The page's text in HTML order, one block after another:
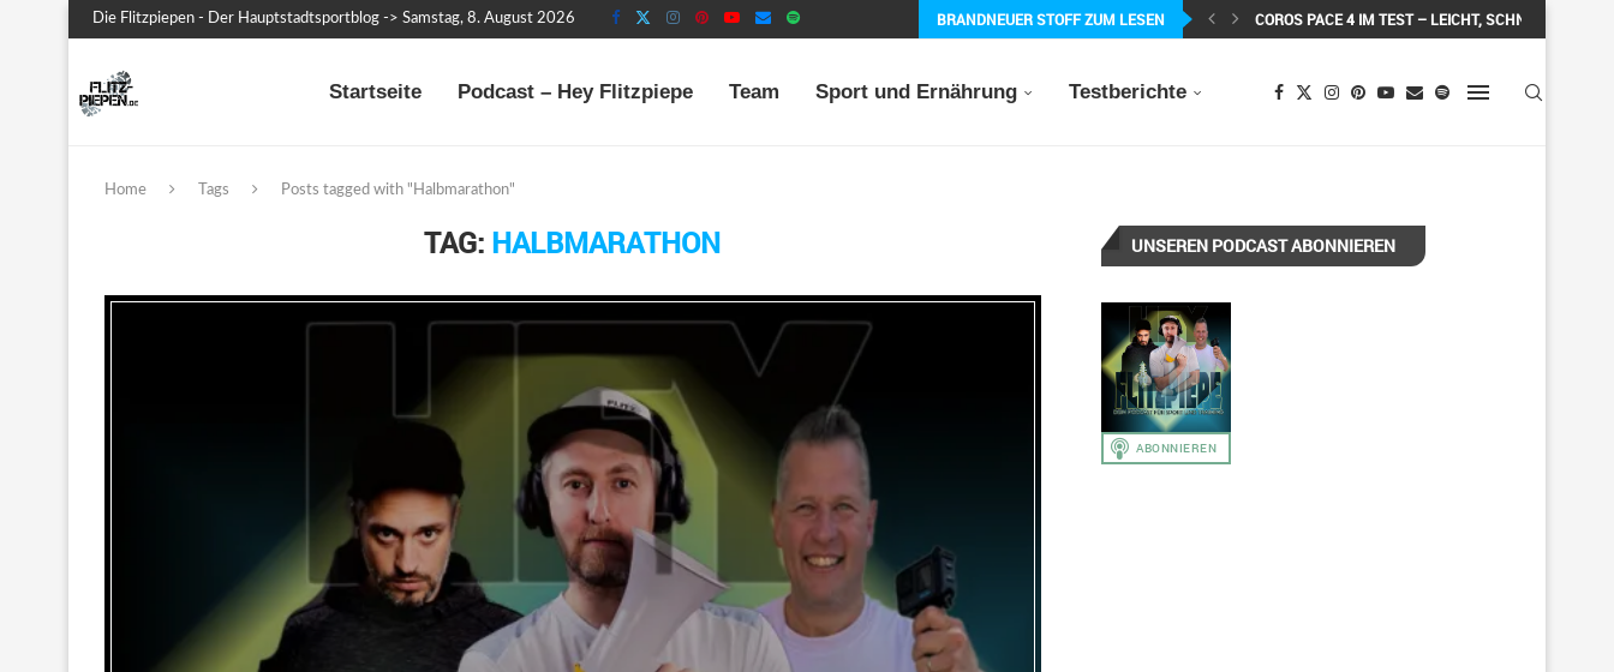
Die Flitzpiepen - Der Hauptstadtsportblog -> Samstag, 8. August 2026 BRANDNEUER STOFF ZUM LESEN MEIN ERSTER MARATHON: 42,195 KILOMETER PURE
Startseite Podcast – Hey Flitzpiepe Team Sport und Ernährung Testberichte
Home Tags Posts tagged with "Halbmarathon"
TAG: HALBMARATHON UNSEREN PODCAST ABONNIEREN